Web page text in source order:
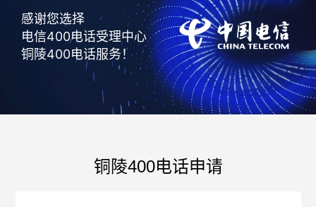
感谢您选择
电信400电话受理中心
铜陵400电话服务！
铜陵400电话申请